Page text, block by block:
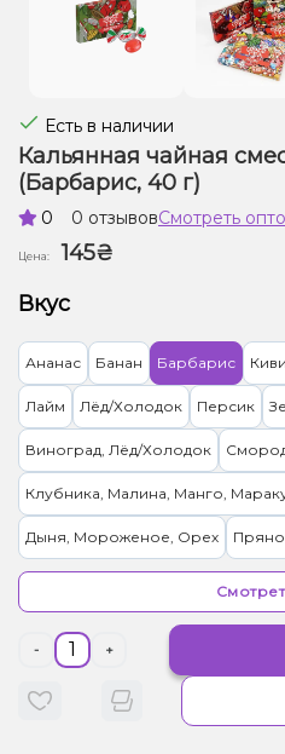
Есть в наличии
Кальянная чайная
(Барбарис, 40 г)
0 0 отзывовСмотреть
Цена:
145₴
Вкус
Ананас Банан Барбарис
Лайм Лёд/Холодок Персик
Виноград, Лёд/Холодок
Клубника, Малина, Манго,
Дыня, Мороженое, Орех
Дыня Квас
Грейпфрут, Клубника, Малина
Конфеты, Яблоко Клубника,
- +